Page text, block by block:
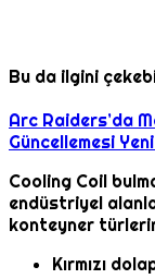
Bu da ilgini
Arc Raiders’da
Güncellemesi
Cooling Coil
endüstriyel
konteyner
Kırmızı